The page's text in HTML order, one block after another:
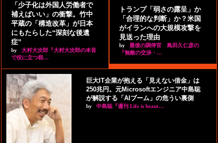
「少子化は外国人労働者で
補えばいい」の衝撃。竹中
平蔵の「構造改革」が日本
にもたらした“深刻な後遺
症”
by
大村大次郎『大村大次郎の本音
で役に立つ税…
トランプ「弱さの露呈」か
「合理的な判断」か？米国
がイランへの大規模攻撃を
見送った理由
by
最後の調停官 島田久仁彦の
『無敵の交渉・…
巨大IT企業が抱える「見えない借金」は
250兆円。元Microsoftエンジニア中島聡
が解説する「AIブーム」の危うい裏側
by 中島聡『週刊 Life is beaut…